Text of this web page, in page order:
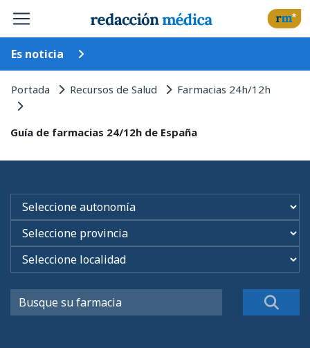
Es noticia
Portada Recursos de Salud Farmacias 24h/12h
Guía de farmacias 24/12h de España